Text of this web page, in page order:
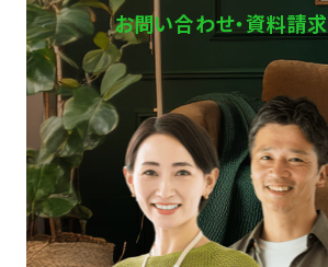
お問い合わせ・資料請求